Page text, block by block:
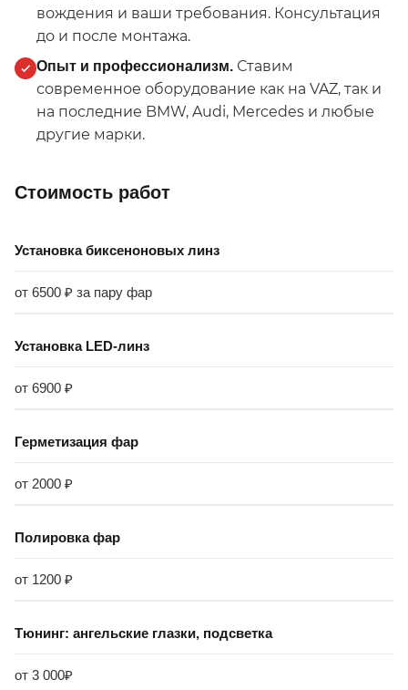
вождения и ваши требования. Консультация
до и после монтажа.
Опыт и профессионализм. Ставим
современное оборудование как на VAZ, так и
на последние BMW, Audi, Mercedes и любые
другие марки.
Стоимость работ
Установка биксеноновых линз
от 6500 ₽ за пару фар
Установка LED-линз
от 6900 ₽
Герметизация фар
от 2000 ₽
Полировка фар
от 1200 ₽
Тюнинг: ангельские глазки, подсветка
от 3 000₽